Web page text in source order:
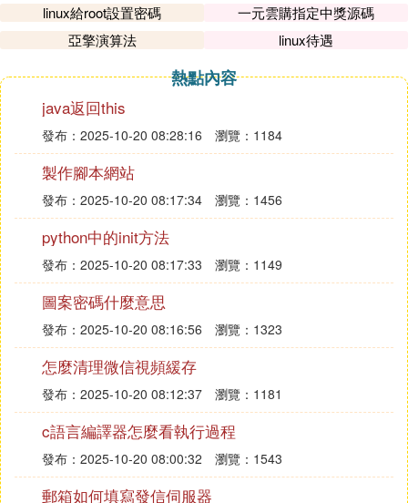
4. 散列演算法的概念
在信息安全技術中，經常需要驗證消息的完整性，散
列（Hash）函數提供了這一服務，它對不同長度的
輸入消息，產生固定長度的輸出。這個固定長度的輸
出稱為原輸入消息的「散列」或「消息摘要」（Mes
sage digest）。一個安全的哈希函數H必須具有以下
屬性：
l）H能夠應用到大小不一的數據上。
2）H能夠生成大小固定的輸出。
3）對於任意給定的x，H（x）的計算相對簡單。
4）對於任意給定的代碼h，要發現滿足H（x）=h的x
在計算上是不可行的。
5) 對於任意給定的塊x，要發現滿足H（y）=H（x）
而y=x在計算上是不可行的。
6）要發現滿足H（X）=H（y）的（X，y）對在計算
上是不可行的
5. 哈希演算法是什麼呢
哈希演算法就是一種特殊的函數，不論輸入多長的一
linux給root設置密碼
一元雲購指定中獎源碼
亞擎演算法
linux待遇
熱點內容
java返回this
發布：2025-10-20 08:28:16 瀏覽：1184
製作腳本網站
發布：2025-10-20 08:17:34 瀏覽：1456
python中的init方法
發布：2025-10-20 08:17:33 瀏覽：1149
圖案密碼什麼意思
發布：2025-10-20 08:16:56 瀏覽：1323
怎麼清理微信視頻緩存
發布：2025-10-20 08:12:37 瀏覽：1181
c語言編譯器怎麼看執行過程
發布：2025-10-20 08:00:32 瀏覽：1543
郵箱如何填寫發信伺服器